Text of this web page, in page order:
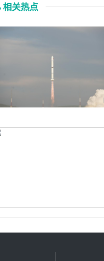
相关热点